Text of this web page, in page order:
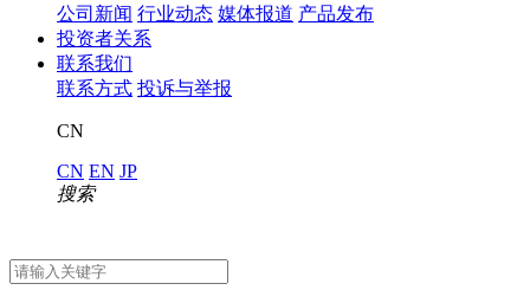
公司新闻 行业动态 媒体报道 产品发布
投资者关系
联系我们
联系方式 投诉与举报
CN
CN EN JP
搜索